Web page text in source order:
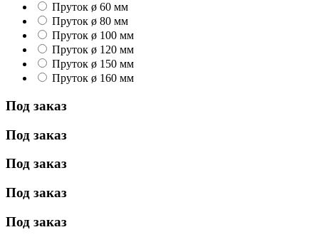
Пруток ø 60 мм
Пруток ø 80 мм
Пруток ø 100 мм
Пруток ø 120 мм
Пруток ø 150 мм
Пруток ø 160 мм
Под заказ
Под заказ
Под заказ
Под заказ
Под заказ